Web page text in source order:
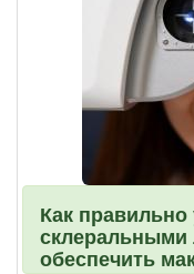
Как правильно
склеральными
обеспечить